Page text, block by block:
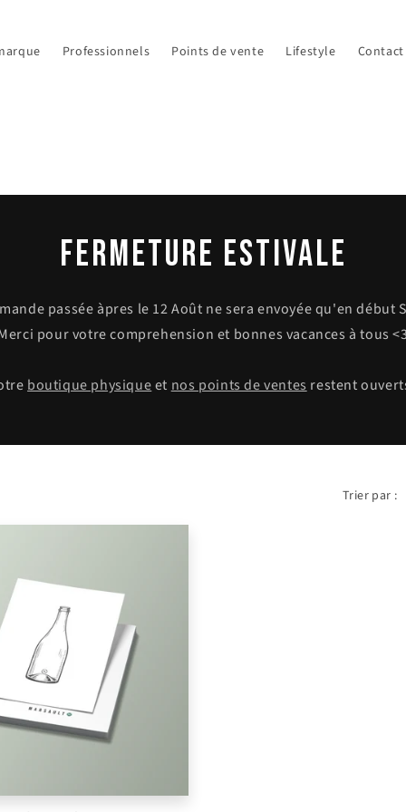
Professionnels Points de vente Lifestyle Contact
FERMETURE ESTIVALE
passée àpres le 12 Août ne sera envoyée qu'en début
pour votre comprehension et bonnes vacances à tous <3
boutique physiqueetnos points de ventesrestent
Trier par :